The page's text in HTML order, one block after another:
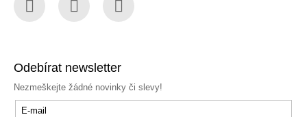
Odebírat newsletter
Nezmeškejte žádné novinky či slevy!
E-mail